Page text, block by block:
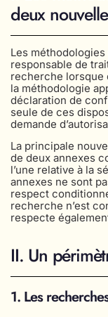
deux
Les
responsable de
recherche lorsque
la méthodologie
déclaration de
seule de ces
demande
La principale
de deux annexes
l’une relative à la
annexes ne sont
respect
recherche n’est
respecte
II. Un
1. Les